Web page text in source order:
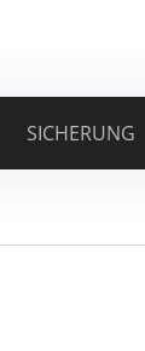
SICHERUNG